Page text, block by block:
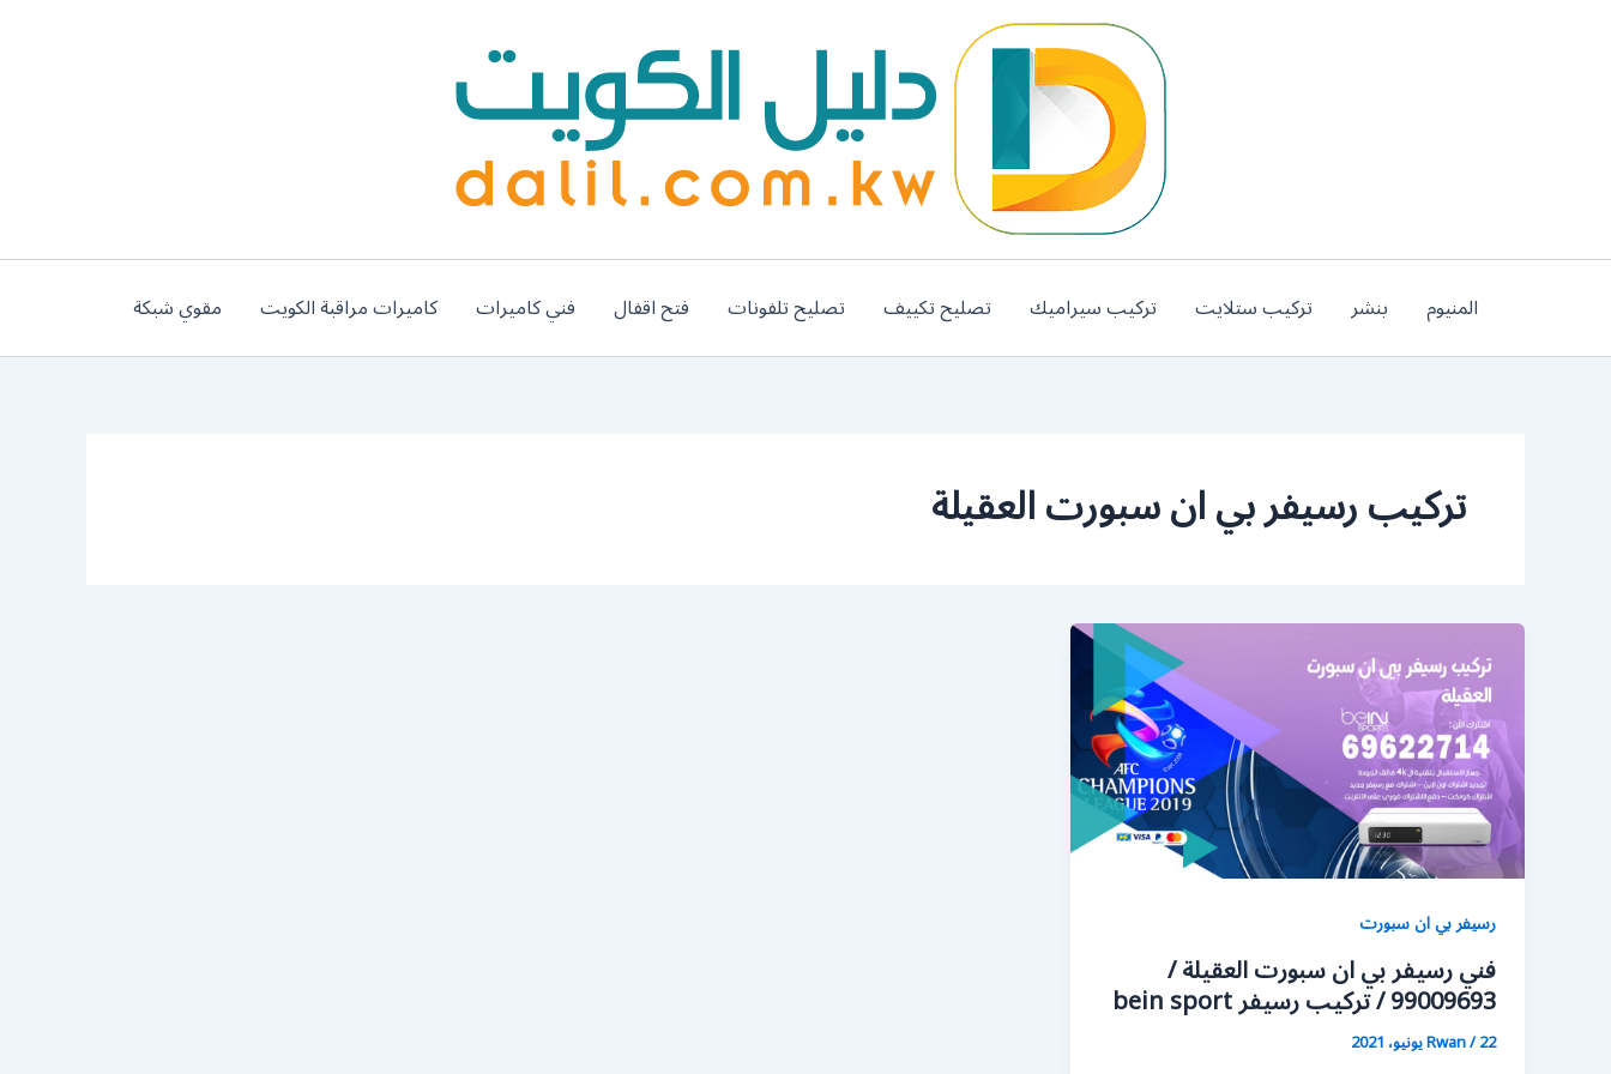
المنيوم بنشر تركيب ستلايت تركيب سيراميك تصليح تكييف تصليح تلفونات فتح اقفال فني كاميرات كاميرات مراقبة الكويت مقوي شبكة
تركيب رسيفر بي ان سبورت العقيلة
رسيفر بي ان سبورت
فني رسيفر بي ان سبورت العقيلة /
99009693 / تركيب رسيفر bein sport
Rwan/22 يونيو، 2021